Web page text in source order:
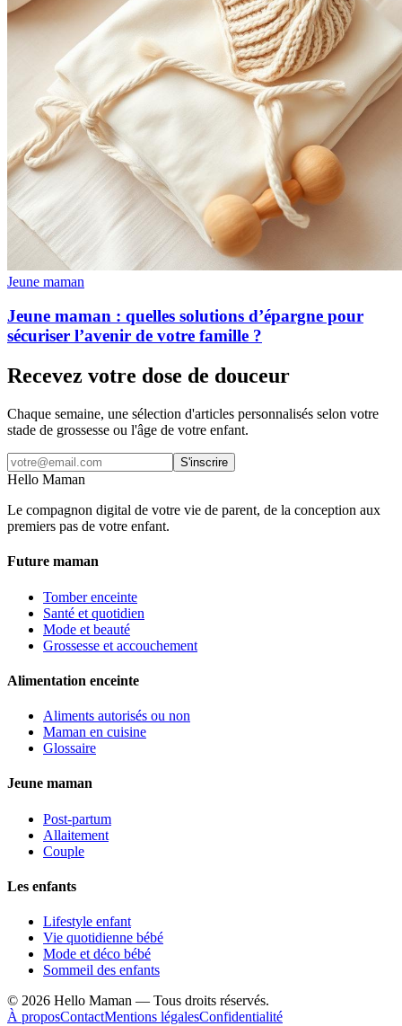
Jeune maman
Jeune maman : quelles solutions d’épargne pour
sécuriser l’avenir de votre famille ?
Recevez votre dose de douceur
Chaque semaine, une sélection d'articles personnalisés selon votre
stade de grossesse ou l'âge de votre enfant.
S'inscrire
Hello Maman
Le compagnon digital de votre vie de parent, de la conception aux
premiers pas de votre enfant.
Future maman
Tomber enceinte
Santé et quotidien
Mode et beauté
Grossesse et accouchement
Alimentation enceinte
Aliments autorisés ou non
Maman en cuisine
Glossaire
Jeune maman
Post-partum
Allaitement
Couple
Les enfants
Lifestyle enfant
Vie quotidienne bébé
Mode et déco bébé
Sommeil des enfants
© 2026 Hello Maman — Tous droits réservés.
À proposContactMentions légalesConfidentialité